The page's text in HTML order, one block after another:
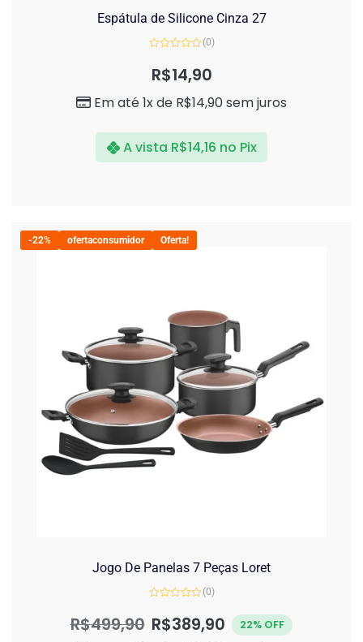
Espátula de Silicone Cinza 27
de
(0)
R$14,90
Em até 1x de R$14,90sem juros
A vista R$14,16 no Pix
-22% ofertaconsumidor Oferta!
Jogo De Panelas 7 Peças Loret
de
(0)
R$499,90 R$389,90 22% OFF